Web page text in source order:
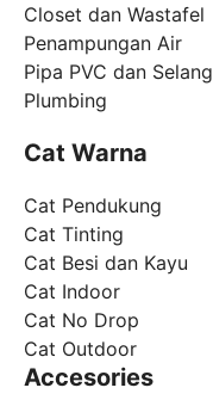
Closet dan Wastafel
Penampungan Air
Pipa PVC dan Selang
Plumbing
Cat Warna
Cat Pendukung
Cat Tinting
Cat Besi dan Kayu
Cat Indoor
Cat No Drop
Cat Outdoor
Accesories